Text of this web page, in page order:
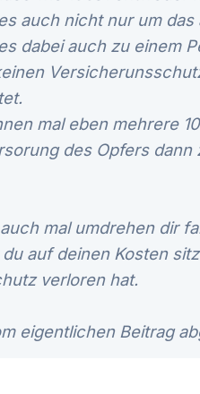
auch nicht nur um
dabei auch zu einem
mal eben mehrere
des Opfers
mal umdrehen dir
auf deinen Kosten
verloren hat.
eigentlichen Beitrag